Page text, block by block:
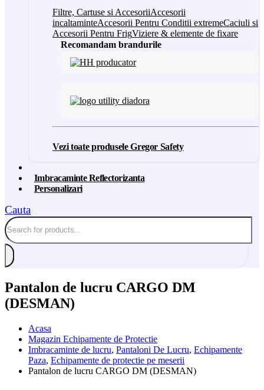
Filtre, Cartuse si AccesoriiAccesorii
incaltaminteAccesorii Pentru Conditii extremeCaciuli si
Accesorii Pentru FrigViziere & elemente de fixare
Recomandam brandurile
Vezi toate produsele Gregor Safety
Imbracaminte Reflectorizanta
Personalizari
Cauta
Pantalon de lucru CARGO DM
(DESMAN)
Acasa
Magazin Echipamente de Protectie
Imbracaminte de lucru, Pantaloni De Lucru, Echipamente
Paza, Echipamente de protectie pe meserii
Pantalon de lucru CARGO DM (DESMAN)